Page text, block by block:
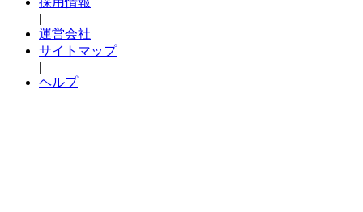
|
運営会社
サイトマップ
|
ヘルプ